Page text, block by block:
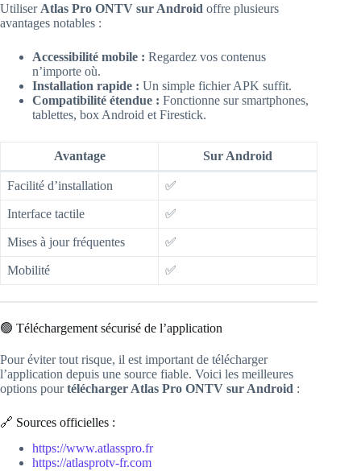
Utiliser Atlas Pro ONTV sur Android offre plusieurs
avantages notables :
Accessibilité mobile : Regardez vos contenus
n’importe où.
Installation rapide : Un simple fichier APK suffit.
Compatibilité étendue : Fonctionne sur smartphones,
tablettes, box Android et Firestick.
Avantage Sur Android
Facilité d’installation ✅
Interface tactile ✅
Mises à jour fréquentes ✅
Mobilité ✅
🟢 Téléchargement sécurisé de l’application
Pour éviter tout risque, il est important de télécharger
l’application depuis une source fiable. Voici les meilleures
options pourtélécharger Atlas Pro ONTV sur Android :
🔗 Sources officielles :
https://www.atlasspro.fr
https://atlasprotv-fr.com